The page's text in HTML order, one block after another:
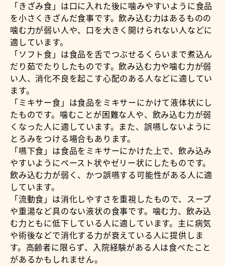
「きざみ食」は口に入れた後に噛みやすいように食品
を小さくきざんだ食事です。飲み込む力はあるものの
噛む力が弱い人や、口を大きく開けられない人などに
適しています。
「ソフト食」は食品を舌でつぶせるくらいまで煮込ん
だり茹でたりしたものです。飲み込む力や噛む力が弱
い人、消化不良を起こす心配のある人などに適してい
ます。
「ミキサー食」は食品をミキサーにかけて液体状にし
たものです。噛むことが困難な人や、飲み込む力が弱
くなった人に適しています。また、誤嚥しないように
とろみをつける場合もあります。
「嚥下食」は食品をミキサーにかけた上で、飲み込み
やすいようにペースト状やゼリー状にしたものです。
飲み込む力が弱く、かつ誤嚥する可能性がある人に適
しています。
「流動食」は消化しやすさを重視したもので、スープ
や重湯など具のない液状の食事です。噛む力、飲み込
む力ともに低下している人に適しています。主に病気
や術後などで消化する力が衰えている人に提供しま
す。高齢者に限らず、入院経験がある人は食べたこと
があるかもしれません。